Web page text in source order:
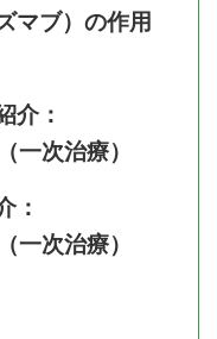
マブ）の作用
介：
一次治療）
：
一次治療）